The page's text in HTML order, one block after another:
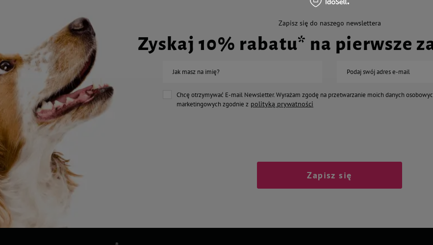
Zapisz się do naszego newslettera
Zyskaj 10% rabatu* na pierwsze
Jak masz na imię? Podaj swój adres e-mail
Chcę otrzymywać E-mail Newsletter. Wyrażam zgodę na przetwarzanie moich danych
marketingowych zgodnie z polityką prywatności
Zapisz się